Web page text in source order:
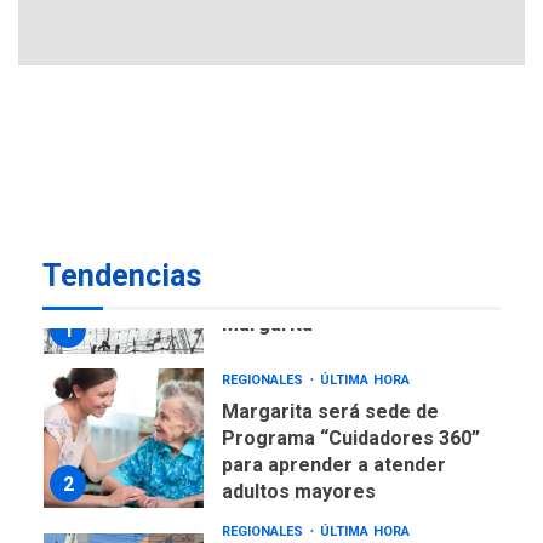
Tendencias
1
Margarita
2
REGIONALES ÚLTIMA HORA
Margarita será sede de
Programa “Cuidadores 360”
para aprender a atender
adultos mayores
REGIONALES ÚLTIMA HORA